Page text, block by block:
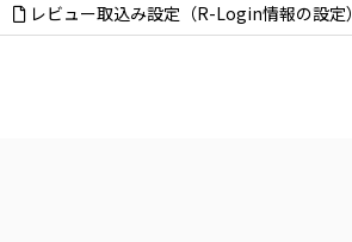
レビュー取込み設定（R-Login情報の設定）